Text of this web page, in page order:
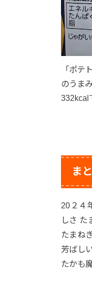
「ポテ
のうま
332kcal
ま
20２４
しさ た
たまね
芳ばし
たかも